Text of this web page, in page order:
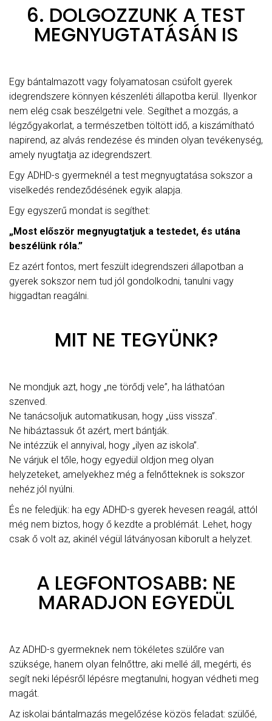
6. DOLGOZZUNK A TEST
MEGNYUGTATÁSÁN IS
Egy bántalmazott vagy folyamatosan csúfolt gyerek
idegrendszere könnyen készenléti állapotba kerül. Ilyenkor
nem elég csak beszélgetni vele. Segíthet a mozgás, a
légzőgyakorlat, a természetben töltött idő, a kiszámítható
napirend, az alvás rendezése és minden olyan tevékenység,
amely nyugtatja az idegrendszert.
Egy ADHD-s gyermeknél a test megnyugtatása sokszor a
viselkedés rendeződésének egyik alapja.
Egy egyszerű mondat is segíthet:
„Most először megnyugtatjuk a testedet, és utána
beszélünk róla.”
Ez azért fontos, mert feszült idegrendszeri állapotban a
gyerek sokszor nem tud jól gondolkodni, tanulni vagy
higgadtan reagálni.
MIT NE TEGYÜNK?
Ne mondjuk azt, hogy „ne törődj vele”, ha láthatóan
szenved.
Ne tanácsoljuk automatikusan, hogy „üss vissza”.
Ne hibáztassuk őt azért, mert bántják.
Ne intézzük el annyival, hogy „ilyen az iskola”.
Ne várjuk el tőle, hogy egyedül oldjon meg olyan
helyzeteket, amelyekhez még a felnőtteknek is sokszor
nehéz jól nyúlni.
És ne feledjük: ha egy ADHD-s gyerek hevesen reagál, attól
még nem biztos, hogy ő kezdte a problémát. Lehet, hogy
csak ő volt az, akinél végül látványosan kiborult a helyzet.
A LEGFONTOSABB: NE
MARADJON EGYEDÜL
Az ADHD-s gyermeknek nem tökéletes szülőre van
szüksége, hanem olyan felnőttre, aki mellé áll, megérti, és
segít neki lépésről lépésre megtanulni, hogyan védheti meg
magát.
Az iskolai bántalmazás megelőzése közös feladat: szülőé,